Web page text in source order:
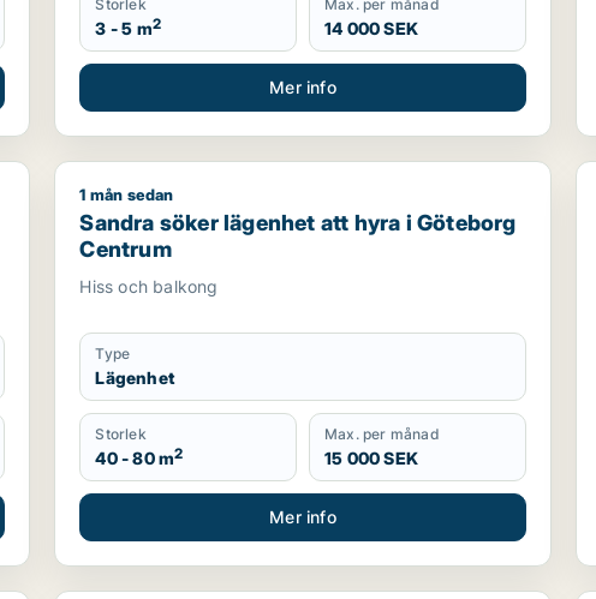
Storlek
3 - 5 m2
Max. per månad
14 000 SEK
Mer info
Sandra söker lägenhet att hyra i Göteborg Centrum
1 mån sedan
Sandra söker lägenhet att hyra i Göteborg
Centrum
Hiss och balkong
Type
Lägenhet
Storlek
40 - 80 m2
Max. per månad
15 000 SEK
Mer info